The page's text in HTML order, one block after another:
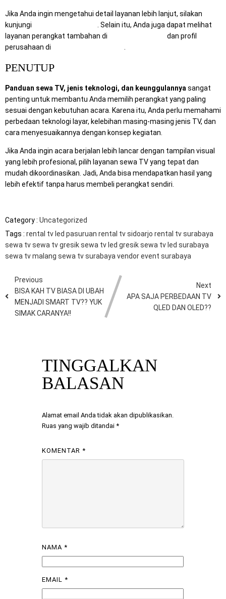
Jika Anda ingin mengetahui detail layanan lebih lanjut, silakan
kunjungi
. Selain itu, Anda juga dapat melihat
layanan perangkat tambahan di
dan profil
perusahaan di
.
PENUTUP
Panduan sewa TV, jenis teknologi, dan keunggulannya sangat
penting untuk membantu Anda memilih perangkat yang paling
sesuai dengan kebutuhan acara. Karena itu, Anda perlu memahami
perbedaan teknologi layar, kelebihan masing-masing jenis TV, dan
cara menyesuaikannya dengan konsep kegiatan.
Jika Anda ingin acara berjalan lebih lancar dengan tampilan visual
yang lebih profesional, pilih layanan sewa TV yang tepat dan
mudah dikoordinasikan. Jadi, Anda bisa mendapatkan hasil yang
lebih efektif tanpa harus membeli perangkat sendiri.
Category : Uncategorized
Tags : rental tv led pasuruan rental tv sidoarjo rental tv surabaya
sewa tvsewa tv gresiksewa tv led gresiksewa tv led surabaya
sewa tv malang sewa tv surabaya vendor event surabaya
Previous
BISA KAH TV BIASA DI UBAH
MENJADI SMART TV?? YUK
SIMAK CARANYA!!
Next
APA SAJA PERBEDAAN TV
QLED DAN OLED??
TINGGALKAN
BALASAN
Alamat email Anda tidak akan dipublikasikan.
Ruas yang wajib ditandai *
KOMENTAR *
NAMA *
EMAIL *